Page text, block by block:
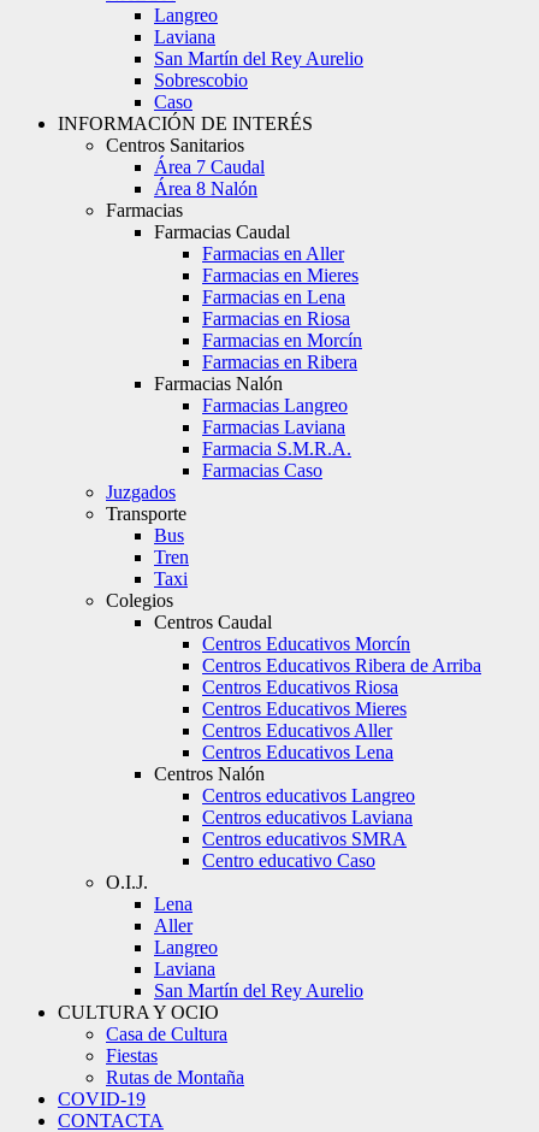
Langreo
Laviana
San Martín del Rey Aurelio
Sobrescobio
Caso
INFORMACIÓN DE INTERÉS
Centros Sanitarios
Área 7 Caudal
Área 8 Nalón
Farmacias
Farmacias Caudal
Farmacias en Aller
Farmacias en Mieres
Farmacias en Lena
Farmacias en Riosa
Farmacias en Morcín
Farmacias en Ribera
Farmacias Nalón
Farmacias Langreo
Farmacias Laviana
Farmacia S.M.R.A.
Farmacias Caso
Juzgados
Transporte
Bus
Tren
Taxi
Colegios
Centros Caudal
Centros Educativos Morcín
Centros Educativos Ribera de Arriba
Centros Educativos Riosa
Centros Educativos Mieres
Centros Educativos Aller
Centros Educativos Lena
Centros Nalón
Centros educativos Langreo
Centros educativos Laviana
Centros educativos SMRA
Centro educativo Caso
O.I.J.
Lena
Aller
Langreo
Laviana
San Martín del Rey Aurelio
CULTURA Y OCIO
Casa de Cultura
Fiestas
Rutas de Montaña
COVID-19
CONTACTA